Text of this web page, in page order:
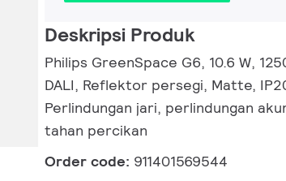
Deskripsi Produk
Philips GreenSpace G6, 10.6 W,
DALI, Reflektor persegi, Matte,
Perlindungan jari, perlindungan
tahan percikan
Order code: 911401569544